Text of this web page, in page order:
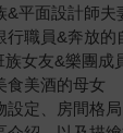
&平面設計師夫
行職員&奔放的
族女友&樂團成
食美酒的母女
定、房間格